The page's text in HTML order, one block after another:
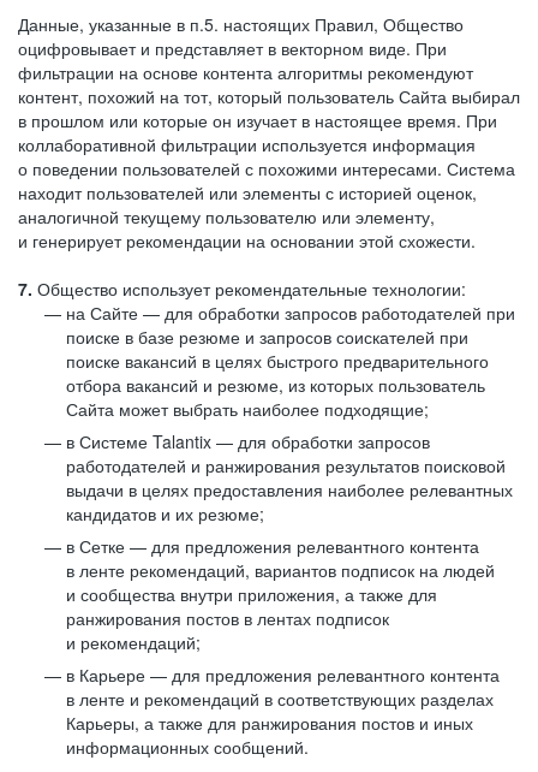
Данные, указанные в п.5. настоящих Правил, Общество
оцифровывает и представляет в векторном виде. При
фильтрации на основе контента алгоритмы рекомендуют
контент, похожий на тот, который пользователь Сайта выбирал
в прошлом или которые он изучает в настоящее время. При
коллаборативной фильтрации используется информация
о поведении пользователей с похожими интересами. Система
находит пользователей или элементы с историей оценок,
аналогичной текущему пользователю или элементу,
и генерирует рекомендации на основании этой схожести.
7. Общество использует рекомендательные технологии:
на Сайте — для обработки запросов работодателей при
поиске в базе резюме и запросов соискателей при
поиске вакансий в целях быстрого предварительного
отбора вакансий и резюме, из которых пользователь
Сайта может выбрать наиболее подходящие;
в Системе Talantix — для обработки запросов
работодателей и ранжирования результатов поисковой
выдачи в целях предоставления наиболее релевантных
кандидатов и их резюме;
в Сетке — для предложения релевантного контента
в ленте рекомендаций, вариантов подписок на людей
и сообщества внутри приложения, а также для
ранжирования постов в лентах подписок
и рекомендаций;
в Карьере — для предложения релевантного контента
в ленте и рекомендаций в соответствующих разделах
Карьеры, а также для ранжирования постов и иных
информационных сообщений.